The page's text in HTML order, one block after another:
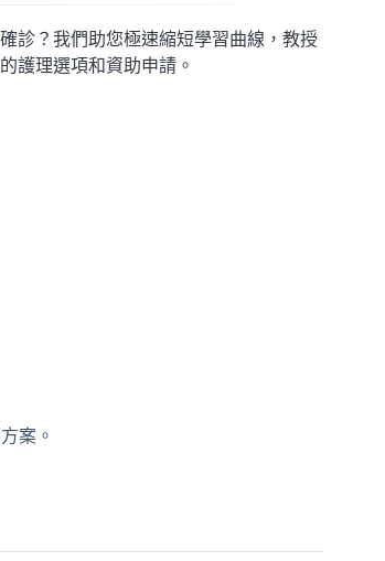
診？我們助您極速縮短學習曲線，教授
護理選項和資助申請。
案。